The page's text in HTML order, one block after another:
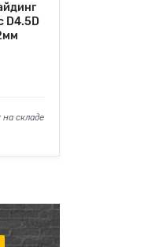
D4.5D
на складе